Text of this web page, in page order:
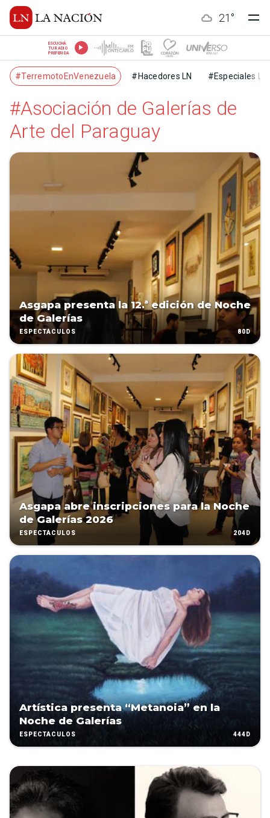
21 °
ESCUCHÁ
TU RADIO
PREFERIDA
#TerremotoEnVenezuela #Hacedores LN #Especiales LN
#Asociación de Galerías de
Arte del Paraguay
Asgapa presenta la 12.ª edición de Noche
de Galerías
ESPECTÁCULOS 80D
Asgapa abre inscripciones para la Noche
de Galerías 2026
ESPECTÁCULOS 204D
Artística presenta “Metanoia” en la
Noche de Galerías
ESPECTÁCULOS 444D